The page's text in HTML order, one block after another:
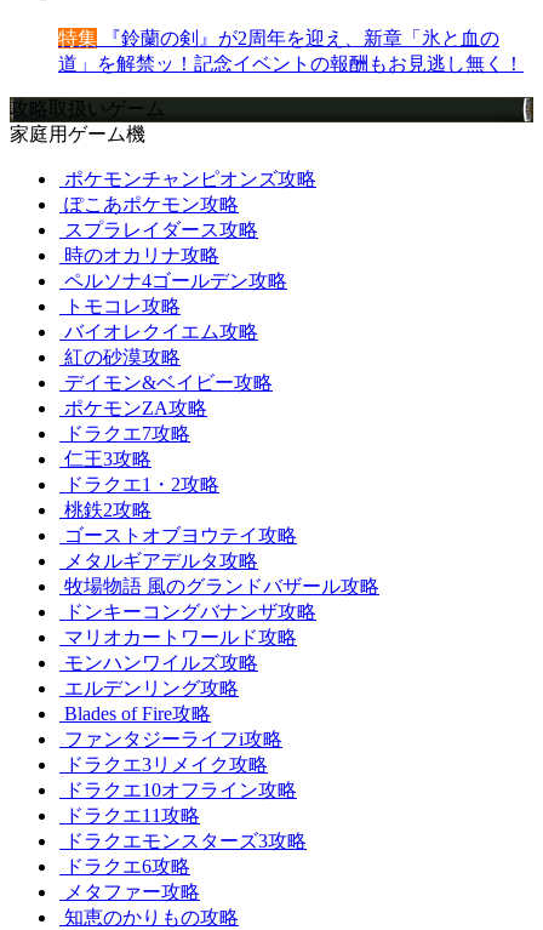
特集 『鈴蘭の剣』が2周年を迎え、新章「氷と血の
道」を解禁ッ！記念イベントの報酬もお見逃し無く！
攻略取扱いゲーム
家庭用ゲーム機
ポケモンチャンピオンズ攻略
ぽこあポケモン攻略
スプラレイダース攻略
時のオカリナ攻略
ペルソナ4ゴールデン攻略
トモコレ攻略
バイオレクイエム攻略
紅の砂漠攻略
デイモン&ベイビー攻略
ポケモンZA攻略
ドラクエ7攻略
仁王3攻略
ドラクエ1・2攻略
桃鉄2攻略
ゴーストオブヨウテイ攻略
メタルギアデルタ攻略
牧場物語 風のグランドバザール攻略
ドンキーコングバナンザ攻略
マリオカートワールド攻略
モンハンワイルズ攻略
エルデンリング攻略
Blades of Fire攻略
ファンタジーライフi攻略
ドラクエ3リメイク攻略
ドラクエ10オフライン攻略
ドラクエ11攻略
ドラクエモンスターズ3攻略
ドラクエ6攻略
メタファー攻略
知恵のかりもの攻略